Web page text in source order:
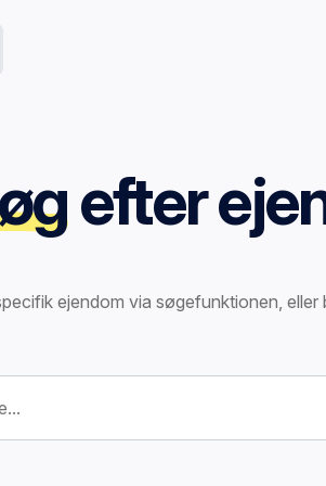
efter
ejendom via søgefunktionen,